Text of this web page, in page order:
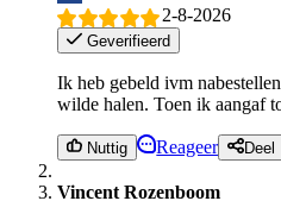
2-8-2026
Geverifieerd
Ik heb gebeld ivm
wilde halen. Toen ik aangaf
Nuttig Reageer Deel
Vincent Rozenboom